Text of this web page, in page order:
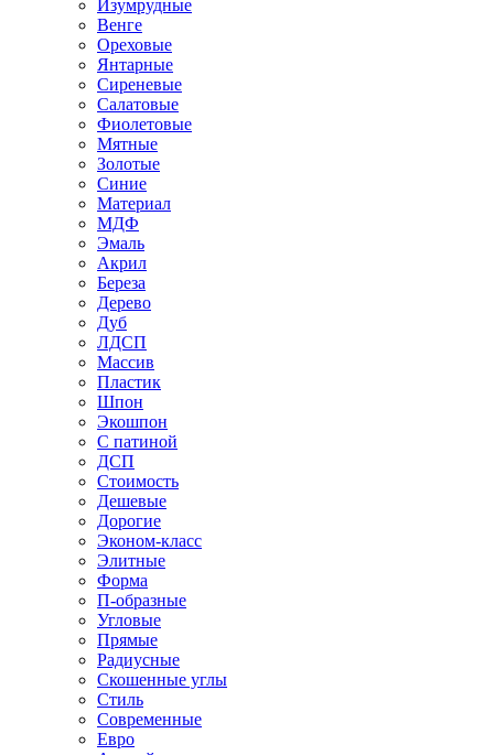
Изумрудные
Венге
Ореховые
Янтарные
Сиреневые
Салатовые
Фиолетовые
Мятные
Золотые
Синие
Материал
МДФ
Эмаль
Акрил
Береза
Дерево
Дуб
ЛДСП
Массив
Пластик
Шпон
Экошпон
С патиной
ДСП
Стоимость
Дешевые
Дорогие
Эконом-класс
Элитные
Форма
П-образные
Угловые
Прямые
Радиусные
Скошенные углы
Стиль
Современные
Евро